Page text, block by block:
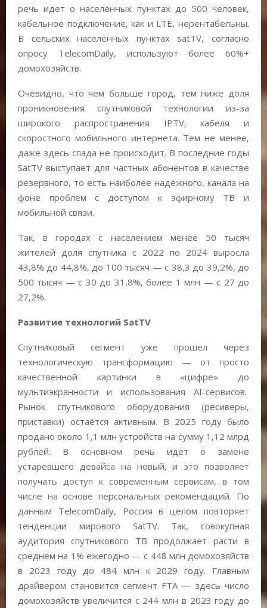
речь идет о населённых пунктах до 500 человек,
кабельное подключение, как и LTE, нерентабельны.
В сельских населённых пунктах satTV, согласно
опросу TelecomDaily, используют более 60%+
домохозяйств.
Очевидно, что чем больше город, тем ниже доля
проникновения спутниковой технологии из-за
широкого распространения IPTV, кабеля и
скоростного мобильного интернета. Тем не менее,
даже здесь спада не происходит. В последние годы
SatTV выступает для частных абонентов в качестве
резервного, то есть наиболее надёжного, канала на
фоне проблем с доступом к эфирному ТВ и
мобильной связи.
Так, в городах с населением менее 50 тысяч
жителей доля спутника с 2022 по 2024 выросла
43,8% до 44,8%, до 100 тысяч — с 38,3 до 39,2%, до
500 тысяч — с 30 до 31,8%, более 1 млн — с 27 до
27,2%.
Развитие технологий SatTV
Спутниковый сегмент уже прошел через
технологическую трансформацию — от просто
качественной картинки в «цифре» до
мультиэкранности и использования AI-сервисов.
Рынок спутникового оборудования (ресиверы,
приставки) остаётся активным. В 2025 году было
продано около 1,1 млн устройств на сумму 1,12 млрд
рублей. В основном речь идет о замене
устаревшего девайса на новый, и это позволяет
получать доступ к современным сервисам, в том
числе на основе персональных рекомендаций. По
данным TelecomDaily, Россия в целом повторяет
тенденции мирового SatTV. Так, совокупная
аудитория спутникового ТВ продолжает расти в
среднем на 1% ежегодно — с 448 млн домохозяйств
в 2023 году до 484 млн к 2029 году. Главным
драйвером становится сегмент FTA — здесь число
домохозяйств увеличится с 244 млн в 2023 году до